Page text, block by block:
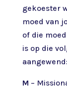
gekoester
moed van
of die
is op die
aangewend:
M –